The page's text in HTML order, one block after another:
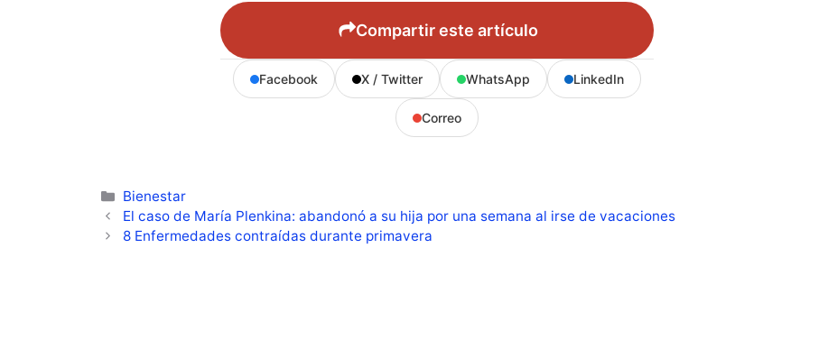
Compartir este artículo
Facebook X / Twitter WhatsApp LinkedIn
Correo
Categorías
Bienestar
El caso de María Plenkina: abandonó a su hija por una semana al irse de vacaciones
8 Enfermedades contraídas durante primavera